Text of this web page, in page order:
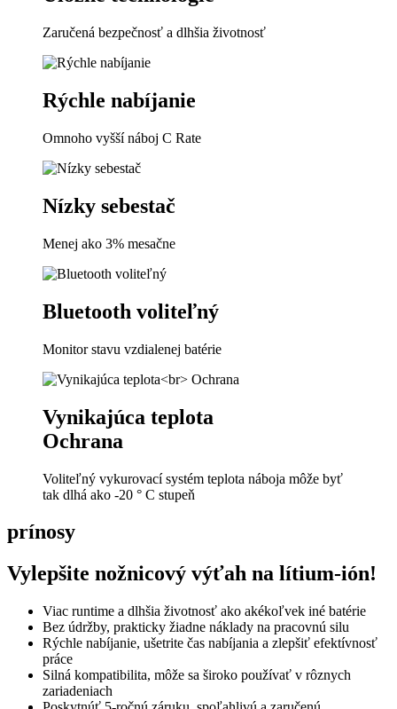
Zaručená bezpečnosť a dlhšia životnosť
Rýchle nabíjanie
Omnoho vyšší náboj C Rate
Nízky sebestač
Menej ako 3% mesačne
Bluetooth voliteľný
Monitor stavu vzdialenej batérie
Vynikajúca teplota
Ochrana
Voliteľný vykurovací systém teplota náboja môže byť
tak dlhá ako -20 ° C stupeň
prínosy
Vylepšite nožnicový výťah na lítium-ión!
Viac runtime a dlhšia životnosť ako akékoľvek iné batérie
Bez údržby, prakticky žiadne náklady na pracovnú silu
Rýchle nabíjanie, ušetrite čas nabíjania a zlepšiť efektívnosť
práce
Silná kompatibilita, môže sa široko používať v rôznych
zariadeniach